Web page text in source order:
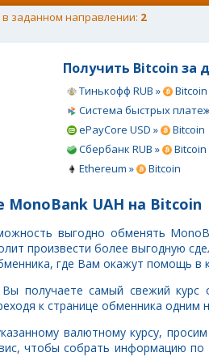
заданном направлении: 2
Получить Bitcoin за
Тинькофф RUB »
Bitcoin
Система быстрых
ePayCore USD »
Bitcoin
Сбербанк RUB »
Bitcoin
Ethereum »
Bitcoin
UAH на Bitcoin
выгодно обменять
произвести более выгодную
где Вам окажут помощь в
получаете самый свежий
к странице обменника одним
валютному курсу,
чтобы собрать информацию